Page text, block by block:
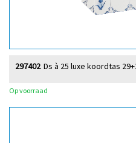
Ds à 25 luxe koordtas
297402
Op voorraad